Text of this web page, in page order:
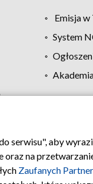
Emisja w
System
Regulamin
serwisu", aby
na
Zaufanych